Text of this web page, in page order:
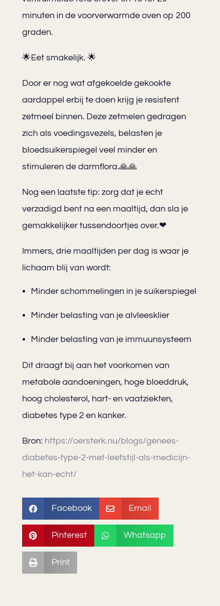
minuten in de voorverwarmde oven op 200
graden.
🌟Eet smakelijk. 🌟
Door er nog wat afgekoelde gekookte
aardappel erbij te doen krijg je resistent
zetmeel binnen. Deze zetmelen gedragen
zich als voedingsvezels, belasten je
bloedsuikerspiegel veel minder en
stimuleren de darmflora.🙏🙏
Nog een laatste tip: zorg dat je echt
verzadigd bent na een maaltijd, dan sla je
gemakkelijker tussendoortjes over.❤
Immers, drie maaltijden per dag is waar je
lichaam blij van wordt:
Minder schommelingen in je suikerspiegel
Minder belasting van je alvleesklier
Minder belasting van je immuunsysteem
Dit draagt bij aan het voorkomen van
metabole aandoeningen, hoge bloeddruk,
hoog cholesterol, hart- en vaatziekten,
diabetes type 2 en kanker.
Bron: https://oersterk.nu/blogs/genees-
diabetes-type-2-met-leefstijl-als-medicijn-
het-kan-echt/
 Facebook  Email
 Pinterest  Whatsapp
 Print